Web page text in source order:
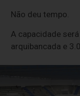
Não deu tempo.
A capacidade
arquibancada e